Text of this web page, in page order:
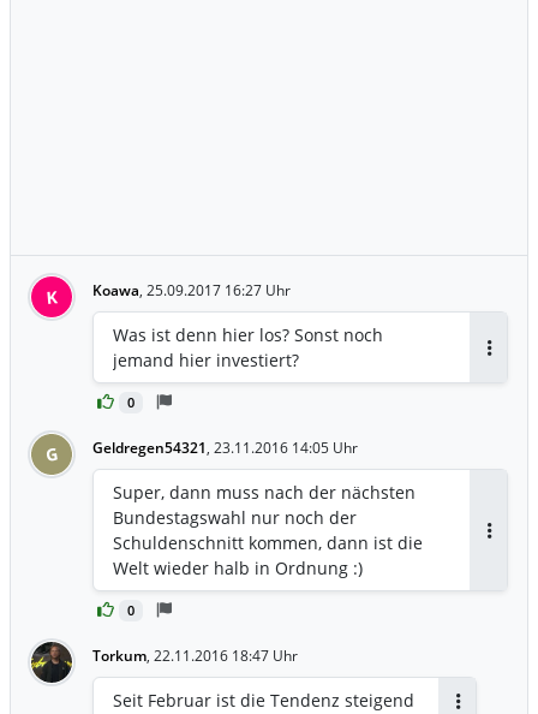
K Koawa, 25.09.2017 16:27 Uhr
0
Was ist denn hier los? Sonst noch
jemand hier investiert?
G Geldregen54321, 23.11.2016 14:05 Uhr
0
Super, dann muss nach der nächsten
Bundestagswahl nur noch der
Schuldenschnitt kommen, dann ist die
Welt wieder halb in Ordnung :)
Torkum, 22.11.2016 18:47 Uhr
Seit Februar ist die Tendenz steigend